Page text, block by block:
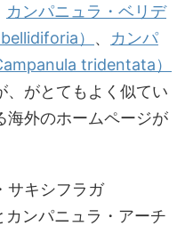
カンパニュラ・ベリデ
） 、 カンパ
tridentata）
、がとてもよく似てい
海外のホームページが
サキシフラガ
ンパニュラ・アーチ